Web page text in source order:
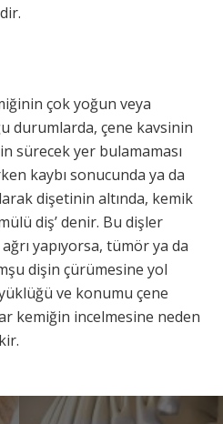
çok yoğun veya
durumlarda, çene kavsinin
sürecek yer bulamaması
kaybı sonucunda ya da
dişetinin altında, kemik
diş’ denir. Bu dişler
yapıyorsa, tümör ya da
dişin çürümesine yol
ve konumu çene
kemiğin incelmesine neden